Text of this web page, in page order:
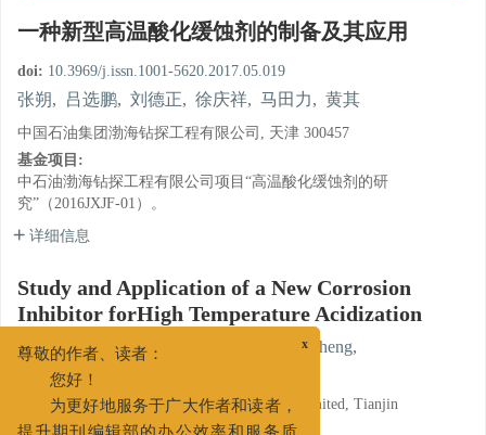
一种新型高温酸化缓蚀剂的制备及其应用
doi: 10.3969/j.issn.1001-5620.2017.05.019
张朔, 吕选鹏, 刘德正, 徐庆祥, 马田力, 黄其
中国石油集团渤海钻探工程有限公司, 天津 300457
基金项目:
中石油渤海钻探工程有限公司项目“高温酸化缓蚀剂的研
究”（2016JXJF-01）。
详细信息
Study and Application of a New Corrosion
Inhibitor forHigh Temperature Acidization
ZHANG Shuo, LYU Xuanpeng LIU Dezheng,
XU Qingxiang
CNPC Bohai Drilling Engineering Company Limited, Tianjin
300457
尊敬的作者、读者：
您好！
为更好地服务于广大作者和读者，